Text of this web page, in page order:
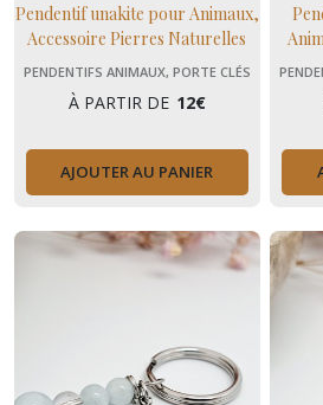
Pendentif unakite pour Animaux,
Accessoire Pierres Naturelles
pour Chien, chat, cheval
PENDENTIFS ANIMAUX, PORTE CLÉS
À PARTIR DE 12€
AJOUTER AU PANIER